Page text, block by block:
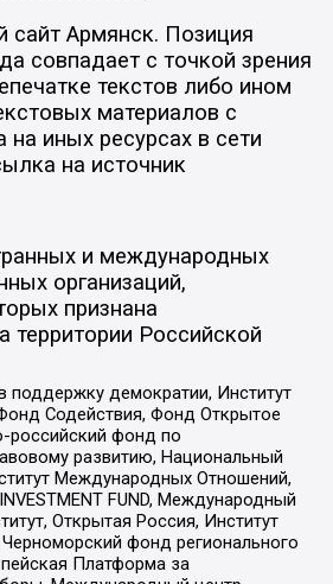
Армянск. Позиция
совпадает с точкой зрения
текстов либо ином
материалов с
на иных ресурсах в сети
на источник
и международных
организаций,
признана
территории Российской
демократии, Институт
Содействия, Фонд Открытое
российский фонд по
развитию, Национальный
Международных Отношений,
INVESTMENT FUND, Международный
Открытая Россия, Институт
фонд регионального
Платформа за